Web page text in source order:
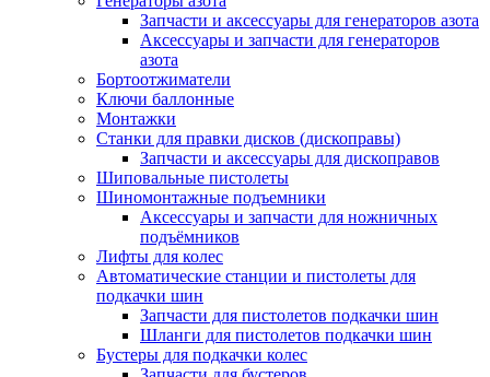
Запчасти и аксессуары для генераторов азота
Аксессуары и запчасти для генераторов
азота
Бортоотжиматели
Ключи баллонные
Монтажки
Станки для правки дисков (дископравы)
Запчасти и аксессуары для дископравов
Шиповальные пистолеты
Шиномонтажные подъемники
Аксессуары и запчасти для ножничных
подъёмников
Лифты для колес
Автоматические станции и пистолеты для
подкачки шин
Запчасти для пистолетов подкачки шин
Шланги для пистолетов подкачки шин
Бустеры для подкачки колес